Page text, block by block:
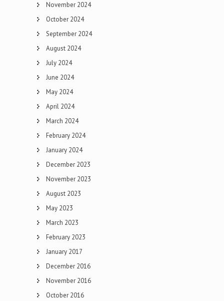
November 2024
October 2024
September 2024
August 2024
July 2024
June 2024
May 2024
April 2024
March 2024
February 2024
January 2024
December 2023
November 2023
August 2023
May 2023
March 2023
February 2023
January 2017
December 2016
November 2016
October 2016